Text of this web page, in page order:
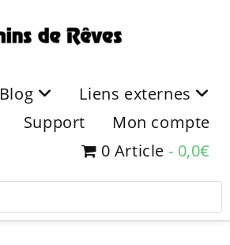
Blog
Liens externes
Support
Mon compte
0 Article
0,0€